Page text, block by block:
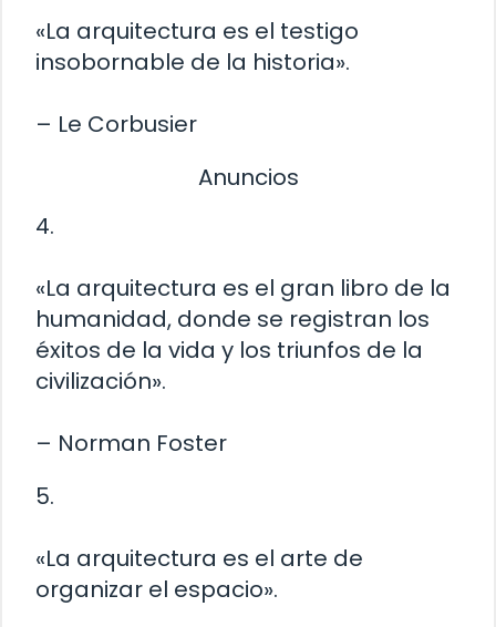
«La arquitectura es el testigo
insobornable de la historia».
– Le Corbusier
Anuncios
4.
«La arquitectura es el gran libro de la
humanidad, donde se registran los
éxitos de la vida y los triunfos de la
civilización».
– Norman Foster
5.
«La arquitectura es el arte de
organizar el espacio».